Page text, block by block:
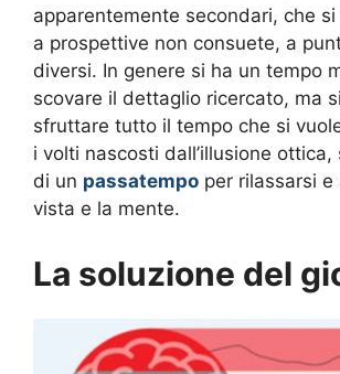
apparentemente secondari, che
a prospettive non consuete, a
diversi. In genere si ha un tempo
scovare il dettaglio ricercato, ma
sfruttare tutto il tempo che si
i volti nascosti dall’illusione
di un passatempo per rilassarsi e
vista e la mente.
La soluzione del